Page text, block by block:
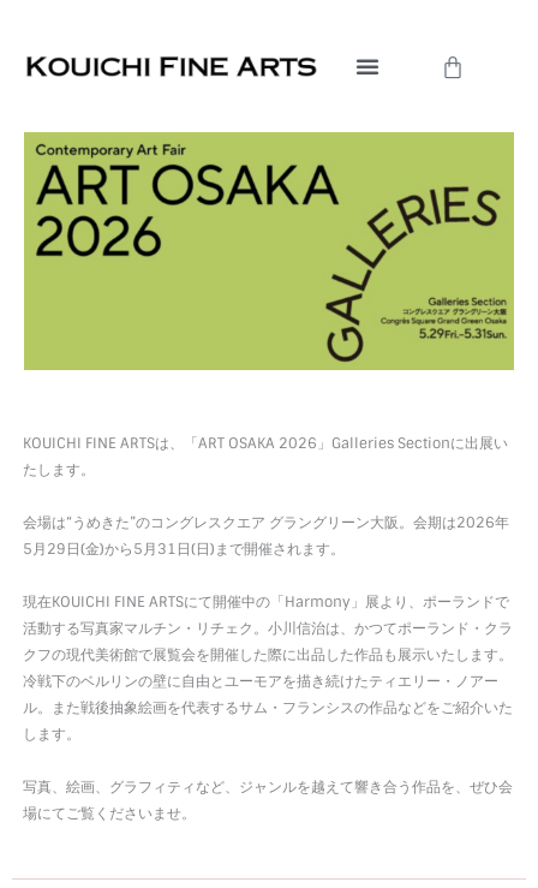
Cart
KOUICHI FINE ARTSは、「ART OSAKA 2026」Galleries Sectionに出展い
たします。
会場は“うめきた”のコングレスクエア グラングリーン大阪。会期は2026年
5月29日(金)から5月31日(日)まで開催されます。
現在KOUICHI FINE ARTSにて開催中の「Harmony」展より、ポーランドで
活動する写真家マルチン・リチェク。小川信治は、かつてポーランド・クラ
クフの現代美術館で展覧会を開催した際に出品した作品も展示いたします。
冷戦下のベルリンの壁に自由とユーモアを描き続けたティエリー・ノアー
ル。また戦後抽象絵画を代表するサム・フランシスの作品などをご紹介いた
します。
写真、絵画、グラフィティなど、ジャンルを越えて響き合う作品を、ぜひ会
場にてご覧くださいませ。